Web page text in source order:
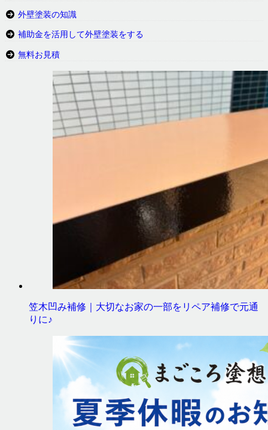
外壁塗装の知識
補助金を活用して外壁塗装をする
無料お見積
笠木凹み補修｜大切なお家の一部をリペア補修で元通
りに♪